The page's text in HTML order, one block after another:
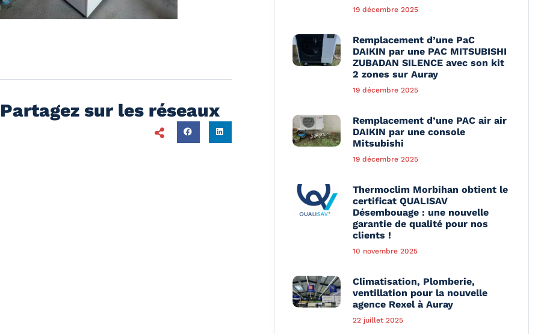
Partagez sur les réseaux
19 décembre 2025
Remplacement d’une PaC
DAIKIN par une PAC MITSUBISHI
ZUBADAN SILENCE avec son kit
2 zones sur Auray
19 décembre 2025
Remplacement d’une PAC air air
DAIKIN par une console
Mitsubishi
19 décembre 2025
Thermoclim Morbihan obtient le
certificat QUALISAV
Désembouage : une nouvelle
garantie de qualité pour nos
clients !
10 novembre 2025
Climatisation, Plomberie,
ventillation pour la nouvelle
agence Rexel à Auray
22 juillet 2025